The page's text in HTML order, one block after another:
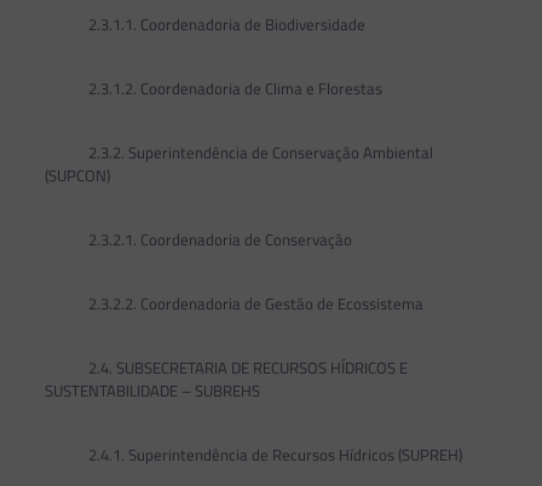
2.3.1.1. Coordenadoria de Biodiversidade
2.3.1.2. Coordenadoria de Clima e Florestas
2.3.2. Superintendência de Conservação Ambiental
(SUPCON)
2.3.2.1. Coordenadoria de Conservação
2.3.2.2. Coordenadoria de Gestão de Ecossistema
2.4. SUBSECRETARIA DE RECURSOS HÍDRICOS E
SUSTENTABILIDADE – SUBREHS
2.4.1. Superintendência de Recursos Hídricos (SUPREH)